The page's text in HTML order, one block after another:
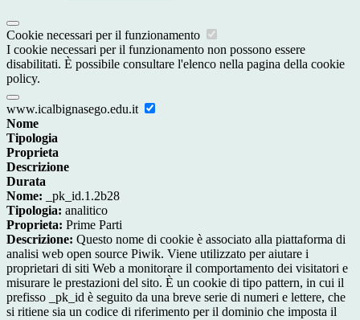
Cookie necessari per il funzionamento
I cookie necessari per il funzionamento non possono essere
disabilitati. È possibile consultare l'elenco nella pagina della cookie
policy.
www.icalbignasego.edu.it
Nome
Tipologia
Proprieta
Descrizione
Durata
Nome: _pk_id.1.2b28
Tipologia: analitico
Proprieta: Prime Parti
Descrizione: Questo nome di cookie è associato alla piattaforma di
analisi web open source Piwik. Viene utilizzato per aiutare i
proprietari di siti Web a monitorare il comportamento dei visitatori e
misurare le prestazioni del sito. È un cookie di tipo pattern, in cui il
prefisso _pk_id è seguito da una breve serie di numeri e lettere, che
si ritiene sia un codice di riferimento per il dominio che imposta il